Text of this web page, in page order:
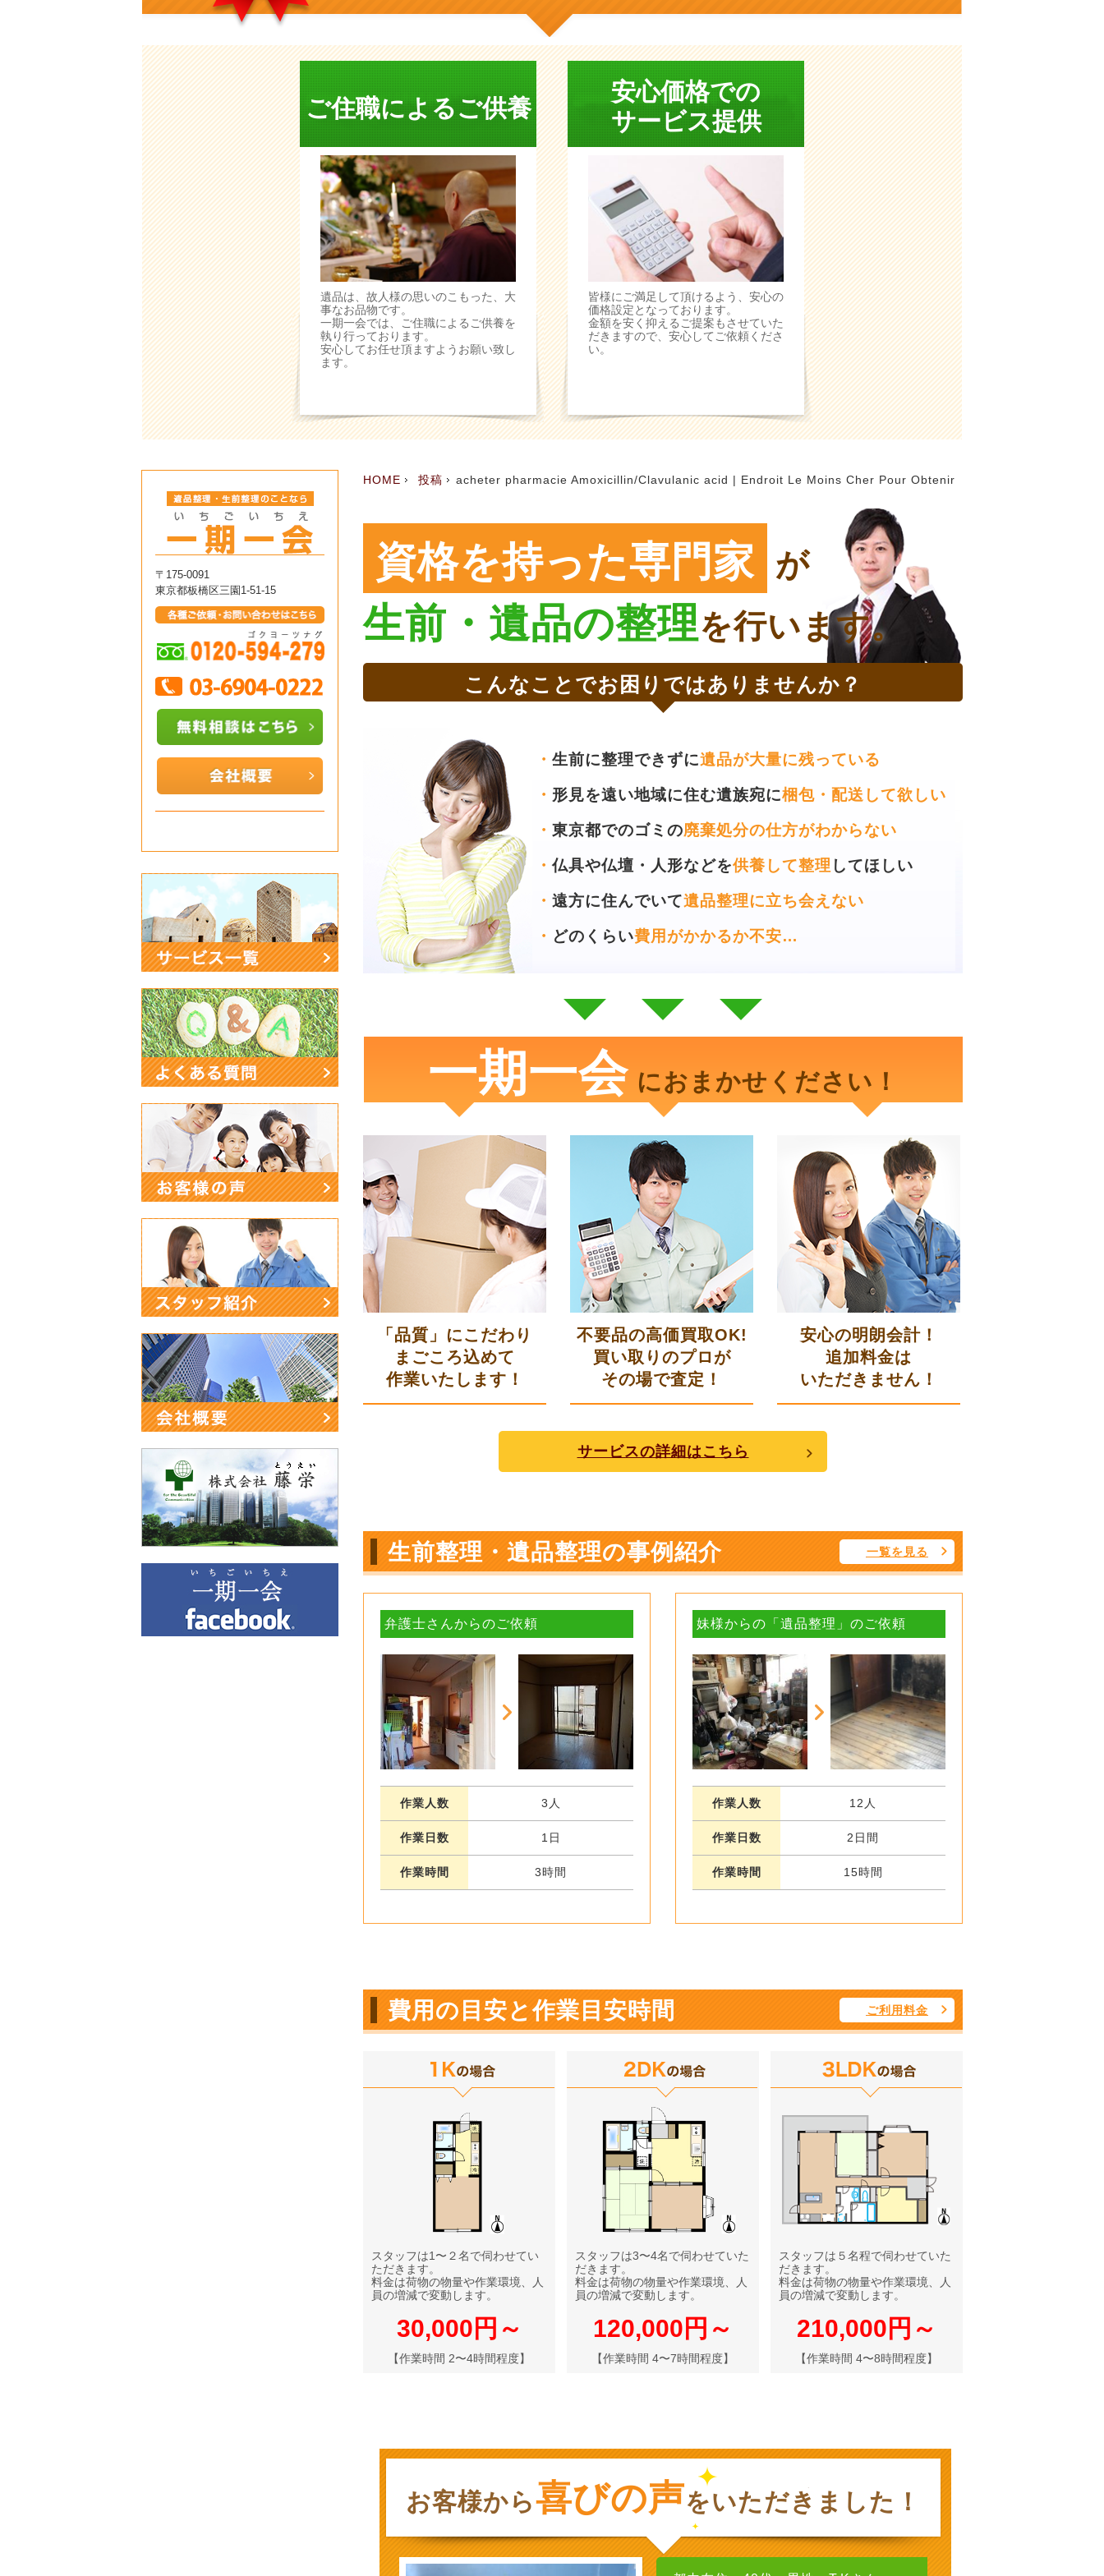
ご住職によるご供養
遺品は、故人様の思いのこもった、大
事なお品物です。
一期一会では、ご住職によるご供養を
執り行っております。
安心してお任せ頂ますようお願い致し
ます。
安心価格での
サービス提供
皆様にご満足して頂けるよう、安心の
価格設定となっております。
金額を安く抑えるご提案もさせていた
だきますので、安心してご依頼くださ
い。
〒175-0091
東京都板橋区三園1-51-15
HOME 投稿
acheter pharmacie Amoxicillin/Clavulanic acid | Endroit Le Moins Cher Pour Obtenir
資格を持った専門家 が
生前・遺品の整理を行います。
こんなことでお困りではありませんか？
・ 生前に整理できずに遺品が大量に残っている
・ 形見を遠い地域に住む遺族宛に梱包・配送して欲しい
・ 東京都でのゴミの廃棄処分の仕方がわからない
・仏具や仏壇・人形などを供養して整理 してほしい
・ 遠方に住んでいて遺品整理に立ち会えない
・ どのくらい費用がかかるか不安…
一期一会 におまかせください！
「品質」にこだわり
まごころ込めて
作業いたします！
不要品の高価買取OK!
買い取りのプロが
その場で査定！
安心の明朗会計！
追加料金は
いただきません！
サービスの詳細はこちら
生前整理・遺品整理の事例紹介 一覧を見る
弁護士さんからのご依頼
作業人数 3人
作業日数 1日
作業時間 3時間
妹様からの「遺品整理」のご依頼
作業人数 12人
作業日数 2日間
作業時間 15時間
費用の目安と作業目安時間 ご利用料金
スタッフは1〜２名で伺わせてい
ただきます。
料金は荷物の物量や作業環境、人
員の増減で変動します。
30,000円～
【作業時間 2〜4時間程度】
スタッフは3〜4名で伺わせていた
だきます。
料金は荷物の物量や作業環境、人
員の増減で変動します。
120,000円～
【作業時間 4〜7時間程度】
スタッフは５名程で伺わせていた
だきます。
料金は荷物の物量や作業環境、人
員の増減で変動します。
210,000円～
【作業時間 4〜8時間程度】
お客様から喜びの声をいただきました！